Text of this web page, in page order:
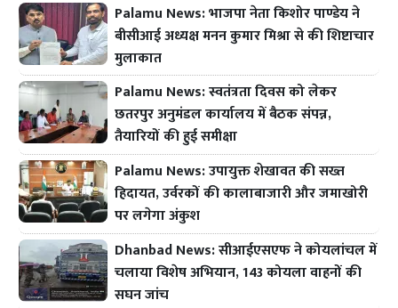
Palamu News: भाजपा नेता किशोर पाण्डेय ने
बीसीआई अध्यक्ष मनन कुमार मिश्रा से की शिष्टाचार
मुलाकात
Palamu News: स्वतंत्रता दिवस को लेकर
छतरपुर अनुमंडल कार्यालय में बैठक संपन्न,
तैयारियों की हुई समीक्षा
Palamu News: उपायुक्त शेखावत की सख्त
हिदायत, उर्वरकों की कालाबाजारी और जमाखोरी
पर लगेगा अंकुश
Dhanbad News: सीआईएसएफ ने कोयलांचल में
चलाया विशेष अभियान, 143 कोयला वाहनों की
सघन जांच